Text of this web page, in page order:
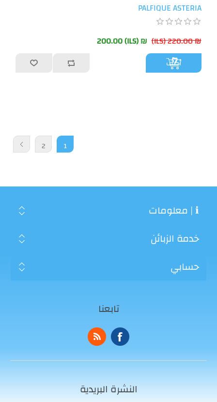
PALFIQUE ASTERIA
₪ 220.00 (ILS)
₪ 200.00 (ILS)
أضف
1
2
ℹ | معلومات
خدمة الزبائن
حسابي
تابعنا
النشرة البريدية